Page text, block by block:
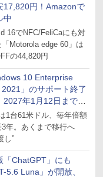
17,820円！Amazonで
中
16でNFC/FeliCaにも対
「Motorola edge 60」は
の44,820円
10 Enterprise
2021」のサポート終了
2027年1月12日まで
は9月1日から販売
1台61米ドル、毎年倍額
年。あくまで移行へ
し”
「ChatGPT」にも
5.6 Luna」が開放、